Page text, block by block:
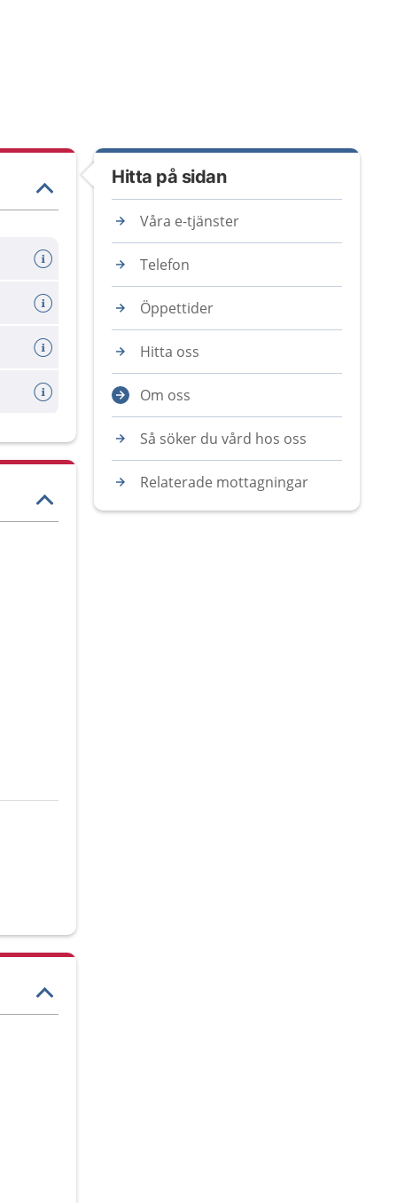
Hitta på sidan
Våra e-tjänster
Telefon
Öppettider
Hitta oss
Om oss
Så söker du vård hos oss
Relaterade mottagningar